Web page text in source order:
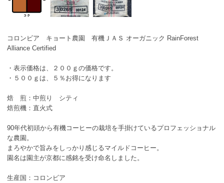
コロンビア キョート農園 有機ＪＡＳ オーガニック RainForest
Alliance Certified
・表示価格は、２００ｇの価格です。
・５００ｇは、５％お得になります
焙 煎：中煎り シティ
焙煎機：直火式
90年代初頭から有機コーヒーの栽培を手掛けているプロフェッショナル
な農園。
まろやかで旨みをしっかり感じるマイルドコーヒー。
園名は園主が京都に感銘を受け命名しました。
生産国：コロンビア